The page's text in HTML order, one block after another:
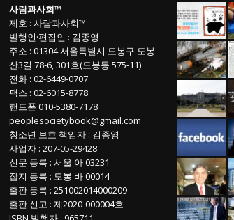
사람과사회™
제호 : 사람과사회™
발행인·편집인 : 김종영
주소 : 01304서울특별시 도봉구 도봉
산3길 78-6, 301호(도봉동 575-11)
전화 : 02-6449-0707
팩스 : 02-6015-8778
핸드폰 010-5380-7178
peoplesocietybook@gmail.com
청소년 보호 책임자 : 김종영
사업자 : 207-05-29428
신문 등록 : 서울 아 03231
잡지 등록 : 도봉 바 00014
출판 등록 : 251002014000209
출판 신고 : 제2020-000004호